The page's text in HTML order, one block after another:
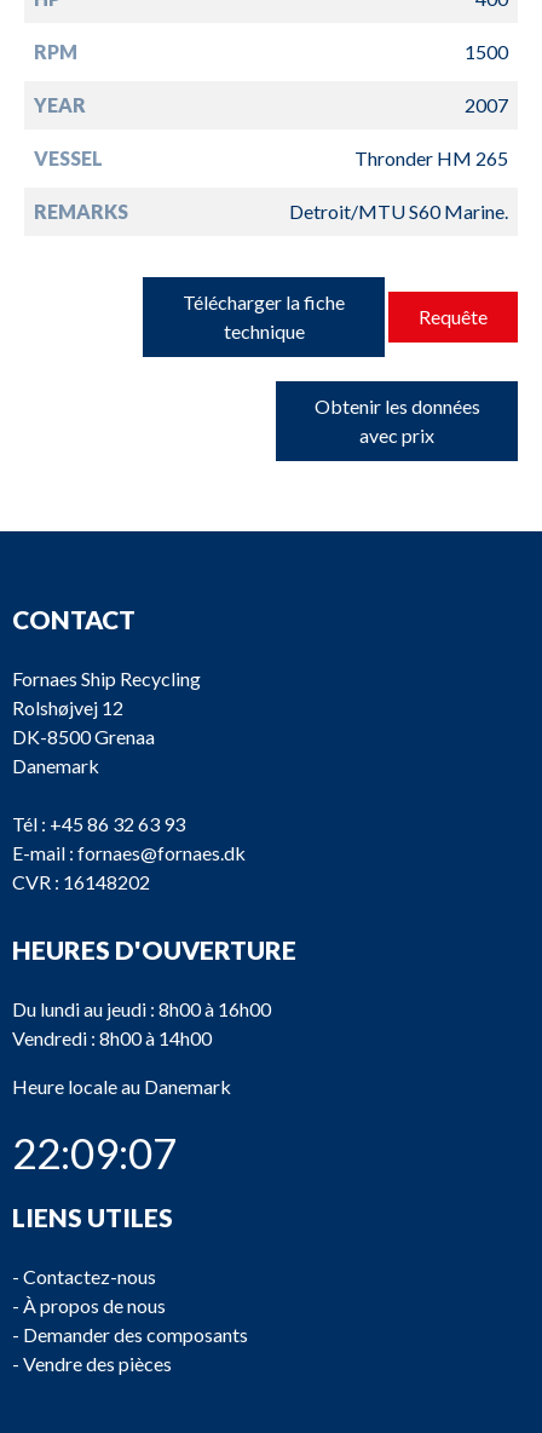
RPM 1500
YEAR 2007
VESSEL Thronder HM 265
REMARKS Detroit/MTU S60 Marine.
Télécharger la fiche
technique
Requête
Obtenir les données
avec prix
CONTACT
Fornaes Ship Recycling
Rolshøjvej 12
DK-8500 Grenaa
Danemark
Tél : +45 86 32 63 93
E-mail : fornaes@fornaes.dk
CVR : 16148202
HEURES D'OUVERTURE
Du lundi au jeudi : 8h00 à 16h00
Vendredi : 8h00 à 14h00
Heure locale au Danemark
22:09:07
LIENS UTILES
- Contactez-nous
- À propos de nous
- Demander des composants
- Vendre des pièces